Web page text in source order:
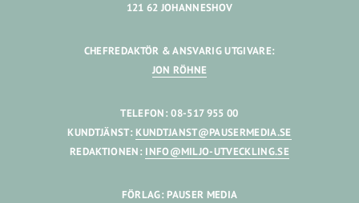
121 62 JOHANNESHOV
CHEFREDAKTÖR & ANSVARIG UTGIVARE:
JON RÖHNE
TELEFON: 08-517 955 00
KUNDTJÄNST: KUNDTJANST@PAUSERMEDIA.SE
REDAKTIONEN: INFO@MILJO-UTVECKLING.SE
FÖRLAG: PAUSER MEDIA